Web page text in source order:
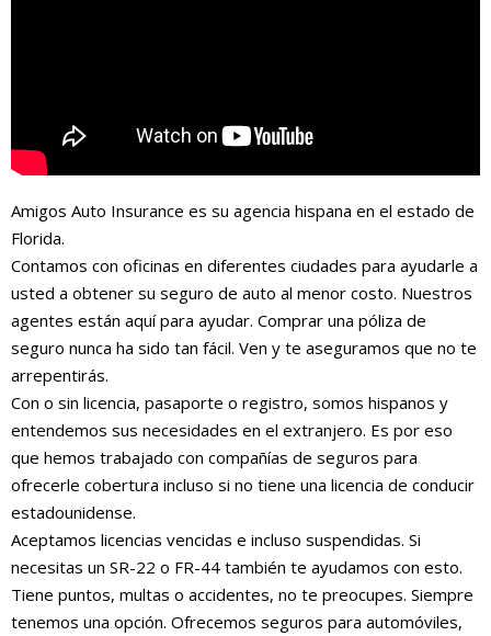
Amigos Auto Insurance es su agencia hispana en el estado de
Florida.
Contamos con oficinas en diferentes ciudades para ayudarle a
usted a obtener su seguro de auto al menor costo. Nuestros
agentes están aquí para ayudar. Comprar una póliza de
seguro nunca ha sido tan fácil. Ven y te aseguramos que no te
arrepentirás.
Con o sin licencia, pasaporte o registro, somos hispanos y
entendemos sus necesidades en el extranjero. Es por eso
que hemos trabajado con compañías de seguros para
ofrecerle cobertura incluso si no tiene una licencia de conducir
estadounidense.
Aceptamos licencias vencidas e incluso suspendidas. Si
necesitas un SR-22 o FR-44 también te ayudamos con esto.
Tiene puntos, multas o accidentes, no te preocupes. Siempre
tenemos una opción. Ofrecemos seguros para automóviles,